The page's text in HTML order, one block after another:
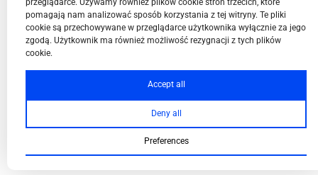
BPN-T Area
BPN-T Offer
przeglądarce. Używamy również plików cookie stron trzecich, które
pomagają nam analizować sposób korzystania z tej witryny. Te pliki
cookie są przechowywane w przeglądarce użytkownika wyłącznie za jego
zgodą. Użytkownik ma również możliwość rezygnacji z tych plików
cookie.
Accept all
Deny all
Preferences